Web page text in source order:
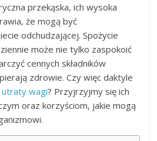
przekąska, ich wysoka
że mogą być
odchudzającej. Spożycie
może nie tylko zaspokoić
cennych składników
zdrowie. Czy więc daktyle
utraty wagi? Przyjrzyjmy się ich
oraz korzyściom, jakie mogą